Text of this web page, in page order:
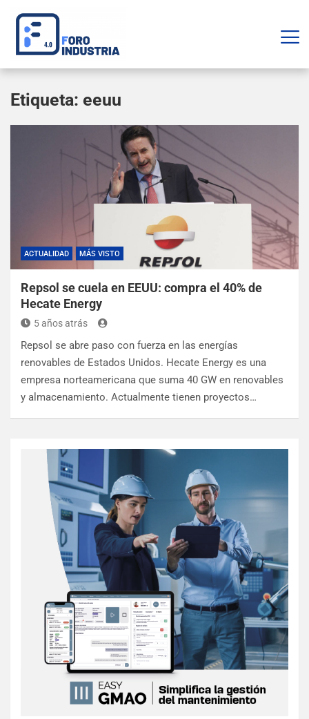
Etiqueta: eeuu
ACTUALIDAD MÁS VISTO
Repsol se cuela en EEUU: compra el 40% de
Hecate Energy
5 años atrás
Repsol se abre paso con fuerza en las energías
renovables de Estados Unidos. Hecate Energy es una
empresa norteamericana que suma 40 GW en renovables
y almacenamiento. Actualmente tienen proyectos…